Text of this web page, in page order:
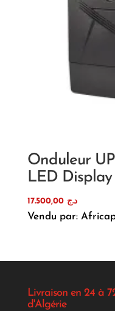
Onduleur
LED
د.ج 17.500,00
Vendu par:
Livraison en 24 à
d'Algérie